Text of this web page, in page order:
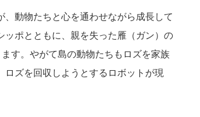
動物たちと心を通わせながら成長して
ポとともに、親を失った雁（ガン）の
す。やがて島の動物たちもロズを家族
ズを回収しようとするロボットが現